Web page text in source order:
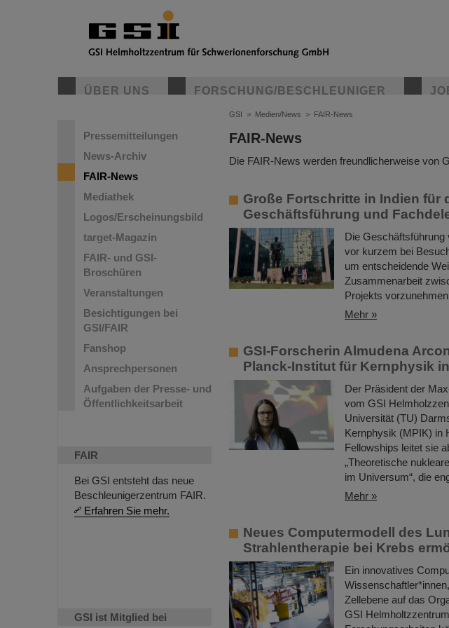
ÜBER UNS FORSCHUNG/BESCHLEUNIGER
Pressemitteilungen
News-Archiv
FAIR-News
Mediathek
Logos/Erscheinungsbild
target-Magazin
FAIR- und GSI-
Broschüren
Veranstaltungen
Besichtigungen bei
GSI/FAIR
Fanshop
Ansprechpersonen
Aufgaben der Presse- und
Öffentlichkeitsarbeit
FAIR
Bei GSI entsteht das neue
Beschleunigerzentrum FAIR.
Erfahren Sie mehr.
GSI ist Mitglied bei
GSI > Medien/News > FAIR-News
FAIR-News
Die FAIR-News werden freundlicherweise von
Große Fortschritte in Indien für
Geschäftsführung und
Die Geschäftsführung
vor kurzem bei
um entscheidende
Zusammenarbeit
Projekts
Mehr »
GSI-Forscherin Almudena
Planck-Institut für Kernphysik
Der Präsident der
vom GSI
Universität (TU)
Kernphysik (MPIK) in
Fellowships leitet sie
„Theoretische
im Universum“, die
Mehr »
Neues Computermodell des
Strahlentherapie bei Krebs
Ein innovatives
Zellebene auf das
GSI